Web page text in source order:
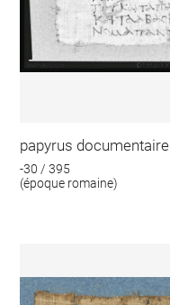
papyrus documentaire
-30 / 395
(époque romaine)